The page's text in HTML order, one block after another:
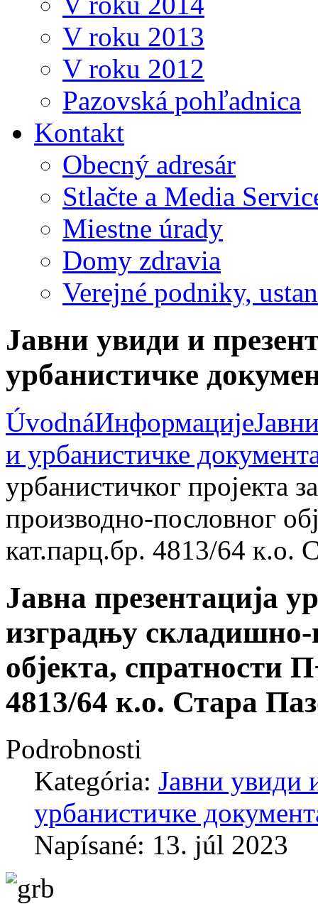
V roku 2013
V roku 2012
Pazovská pohľadnica
Kontakt
Obecný adresár
Stlačte a Media
Miestne úrady
Domy zdravia
Verejné podniky,
Јавни увиди и
урбанистичке
ÚvodnáИнформације
и урбанистичке
урбанистичког пројекта
производно-пословног
кат.парц.бр. 4813/64 к.о.
Јавна презентација
изградњу складишно-
објекта, спратности
4813/64 к.о. Стара
Podrobnosti
Kategória: Јавни увиди
урбанистичке
Napísané: 13. júl 2023